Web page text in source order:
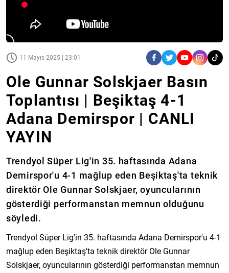
11 Mayıs 2025 | 23:01
Ole Gunnar Solskjaer Basın
Toplantısı | Beşiktaş 4-1
Adana Demirspor | CANLI
YAYIN
Trendyol Süper Lig'in 35. haftasında Adana
Demirspor'u 4-1 mağlup eden Beşiktaş'ta teknik
direktör Ole Gunnar Solskjaer, oyuncularının
gösterdiği performanstan memnun olduğunu
söyledi.
Trendyol Süper Lig'in 35. haftasında Adana Demirspor'u 4-1
mağlup eden Beşiktaş'ta teknik direktör Ole Gunnar
Solskjaer, oyuncularının gösterdiği performanstan memnun